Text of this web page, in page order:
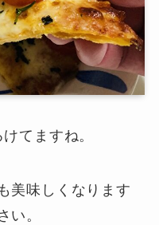
てますね。
美味しくなります
い。